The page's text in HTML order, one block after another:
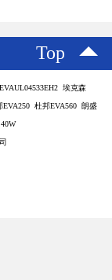
Top
埃克森
EVA250 杜邦EVA560 朗盛